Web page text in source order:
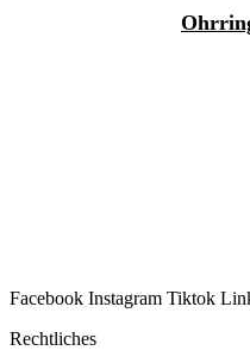
Facebook Instagram Tiktok
Rechtliches